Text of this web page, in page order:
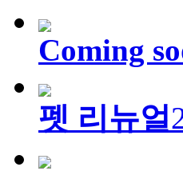
Coming
펫 리뉴얼